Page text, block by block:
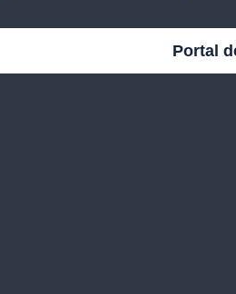
Portal